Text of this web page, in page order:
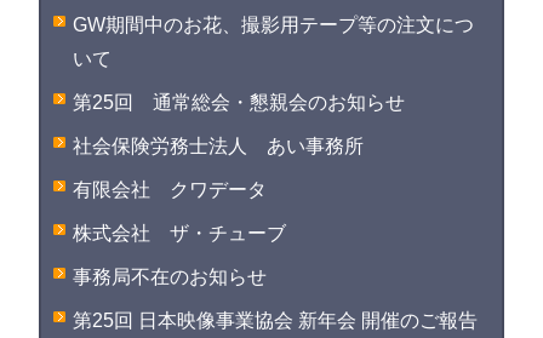
GW期間中のお花、撮影用テープ等の注文につ
いて
第25回 通常総会・懇親会のお知らせ
社会保険労務士法人 あい事務所
有限会社 クワデータ
株式会社 ザ・チューブ
事務局不在のお知らせ
第25回 日本映像事業協会 新年会 開催のご報告